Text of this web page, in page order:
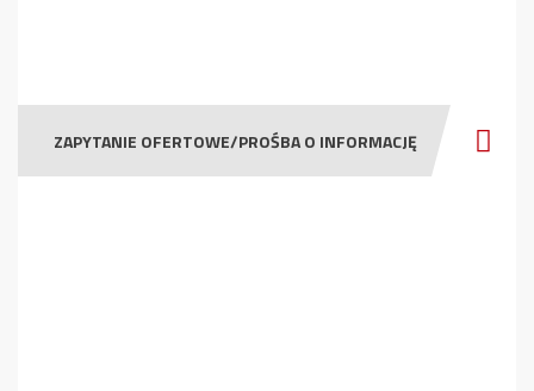
ZAPYTANIE OFERTOWE/PROŚBA O INFORMACJĘ